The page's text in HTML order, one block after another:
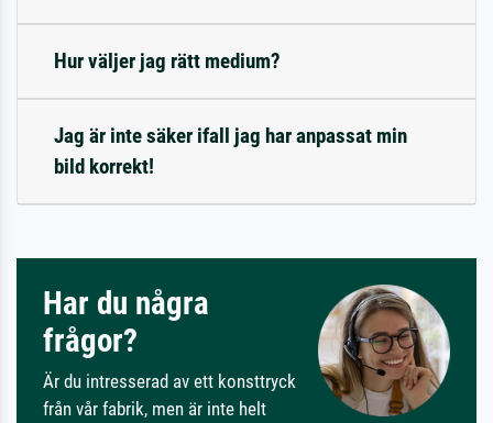
Hur väljer jag rätt medium?
Jag är inte säker ifall jag har anpassat min
bild korrekt!
Har du några
frågor?
Är du intresserad av ett konsttryck
från vår fabrik, men är inte helt